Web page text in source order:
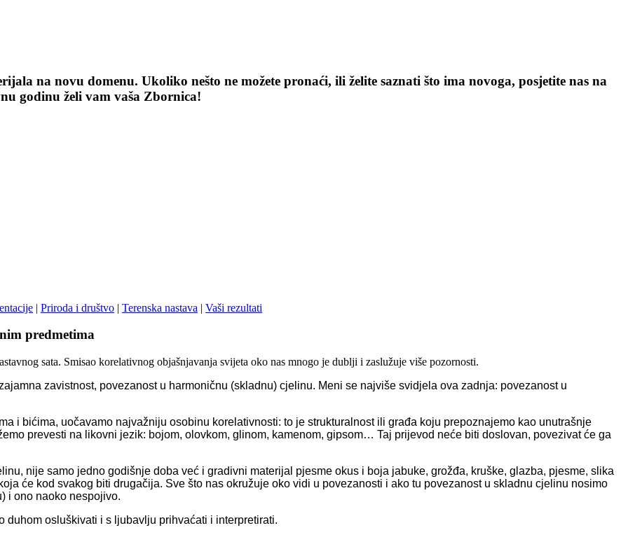
na novu domenu. Ukoliko nešto ne možete pronaći, ili želite saznati što ima novoga, posjetite nas na
godinu želi vam vaša Zbornica!
| Priroda i društvo | Terenska nastava | Vaši rezultati
predmetima
sata. Smisao korelativnog objašnjavanja svijeta oko nas mnogo je dublji i zaslužuje više pozornosti.
zavistnost, povezanost u harmoničnu (skladnu) cjelinu. Meni se najviše svidjela ova zadnja: povezanost u
i bićima, uočavamo najvažniju osobinu korelativnosti: to je strukturalnost ili građa koju prepoznajemo kao unutrašnje
emo prevesti na likovni jezik: bojom, olovkom, glinom, kamenom, gipsom… Taj prijevod neće biti doslovan, povezivatće ga
nije samo jedno godišnje doba već i gradivni materijal pjesme okus i boja jabuke, grožđa, kruške, glazba, pjesme, slika
će kod svakog biti drugačija. Sve što nas okružuje oko vidi u povezanosti i ako tu povezanost u skladnu cjelinu nosimo
i ono naoko nespojivo.
duhom osluškivati i s ljubavlju prihvaćati i interpretirati.